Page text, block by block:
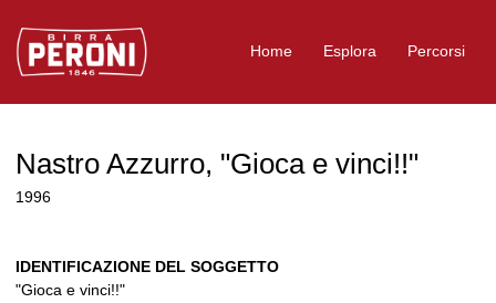
Logo Birra Peroni
Home Esplora Percorsi
Nastro Azzurro, "Gioca e vinci!!"
1996
IDENTIFICAZIONE DEL SOGGETTO
"Gioca e vinci!!"